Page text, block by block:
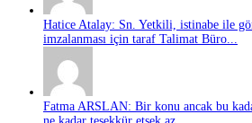
Hatice Atalay: Sn. Yetkili, istinabe ile
imzalanması için taraf Talimat Büro...
Fatma ARSLAN: Bir konu ancak bu